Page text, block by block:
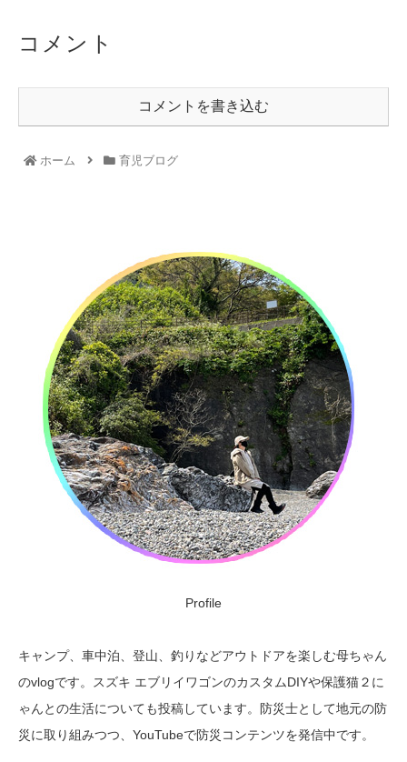
コメント
コメントを書き込む
ホーム 育児ブログ
Profile
キャンプ、車中泊、登山、釣りなどアウトドアを楽しむ母ちゃん
のvlogです。スズキ エブリイワゴンのカスタムDIYや保護猫２に
ゃんとの生活についても投稿しています。防災士として地元の防
災に取り組みつつ、YouTubeで防災コンテンツを発信中です。